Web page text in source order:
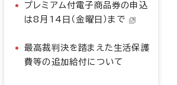
プレミアム付電子商品券の申込
は8月14日（金曜日）まで
最高裁判決を踏まえた生活保護
費等の追加給付について